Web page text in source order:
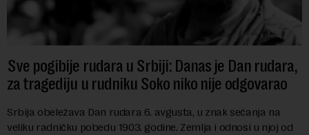
Sve pogibije rudara u Srbiji: Danas je Dan rudara,
za tragediju u rudniku Soko niko nije odgovarao
Srbija obeležava Dan rudara 6. avgusta, u znak sećanja na
veliku radničku pobedu 1903. godine. Zemlja i odnosi u njoj od